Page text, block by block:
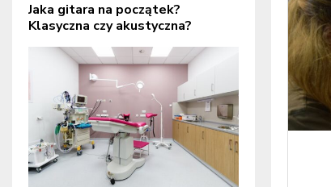
Jaka gitara na początek?
Klasyczna czy akustyczna?